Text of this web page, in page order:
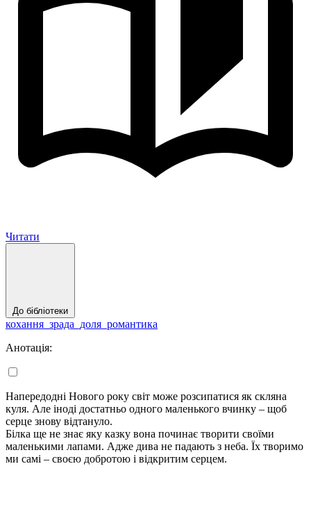
Читати
До бібліотеки
кохання_зрада_доля_романтика
Анотація:
Напередодні Нового року світ може розсипатися як скляна
куля. Але іноді достатньо одного маленького вчинку – щоб
серце знову відтануло.
Білка ще не знає яку казку вона починає творити своїми
маленькими лапами. Адже дива не падають з неба. Їх творимо
ми самі – своєю добротою і відкритим серцем.